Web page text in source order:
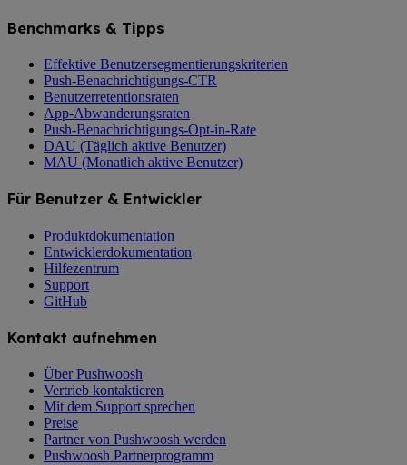
Benchmarks & Tipps
Effektive Benutzersegmentierungskriterien
Push-Benachrichtigungs-CTR
Benutzerretentionsraten
App-Abwanderungsraten
Push-Benachrichtigungs-Opt-in-Rate
DAU (Täglich aktive Benutzer)
MAU (Monatlich aktive Benutzer)
Für Benutzer & Entwickler
Produktdokumentation
Entwicklerdokumentation
Hilfezentrum
Support
GitHub
Kontakt aufnehmen
Über Pushwoosh
Vertrieb kontaktieren
Mit dem Support sprechen
Preise
Partner von Pushwoosh werden
Pushwoosh Partnerprogramm